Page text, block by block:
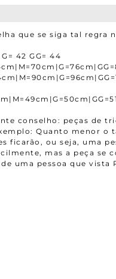
que se siga tal regra
42 GG= 44
conselho: peças de
Quanto menor o
ficarão, ou seja, uma
mas a peça se
uma pessoa que vista